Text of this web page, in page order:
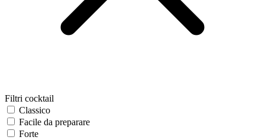
Filtri cocktail
Classico
Facile da preparare
Forte